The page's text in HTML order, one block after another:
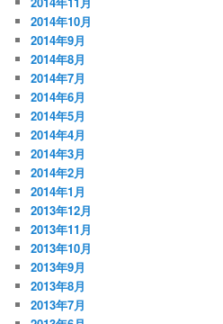
2014年10月
2014年9月
2014年8月
2014年7月
2014年6月
2014年5月
2014年4月
2014年3月
2014年2月
2014年1月
2013年12月
2013年11月
2013年10月
2013年9月
2013年8月
2013年7月